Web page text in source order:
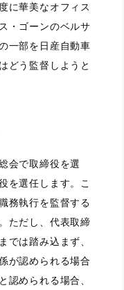
に華美なオフィス
・ゴーンのベルサ
一部を日産自動車
どう監督しようと
会で取締役を選
を選任します。こ
務執行を監督する
ただし、代表取締
では踏み込まず、
が認められる場合
認められる場合、